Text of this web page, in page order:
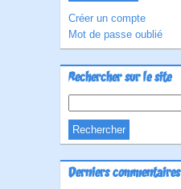
Créer un compte
Mot de passe oublié
Rechercher sur le site
Derniers commentaires